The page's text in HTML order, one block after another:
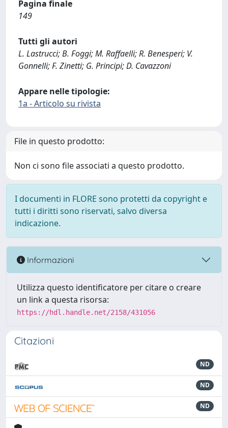
Pagina finale
149
Tutti gli autori
L. Lastrucci; B. Foggi; M. Raffaelli; R. Benesperi; V.
Gonnelli; F. Zinetti; G. Principi; D. Cavazzoni
Appare nelle tipologie:
1a - Articolo su rivista
File in questo prodotto:
Non ci sono file associati a questo prodotto.
I documenti in FLORE sono protetti da copyright e
tutti i diritti sono riservati, salvo diversa
indicazione.
Informazioni
Utilizza questo identificatore per citare o creare
un link a questa risorsa:
https://hdl.handle.net/2158/431056
Citazioni
ND
ND
ND